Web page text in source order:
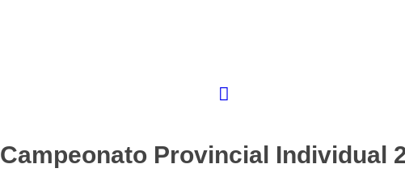
Campeonato Provincial Individual